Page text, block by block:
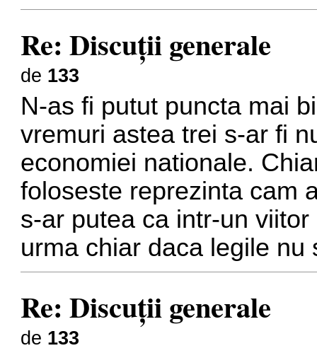
Re: Discuţii generale
de 133
N-as fi putut puncta mai
vremuri astea trei s-ar fi
economiei nationale.
foloseste reprezinta cam
s-ar putea ca intr-un
urma chiar daca legile
Re: Discuţii generale
de 133